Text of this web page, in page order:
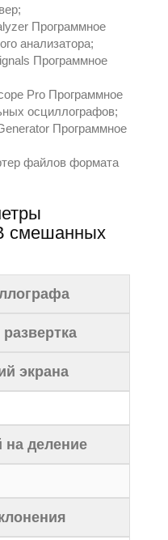
Программное
анализатора;
Программное
Pro Программное
осциллографов;
Программное
файлов формата
смешанных
экрана
на деление